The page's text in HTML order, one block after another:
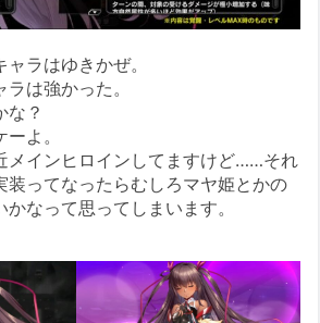
ラはゆきかぜ。
は強かった。
な？
よ。
インヒロインしてますけど……それ
装ってなったらむしろマヤ姫とかの
なって思ってしまいます。